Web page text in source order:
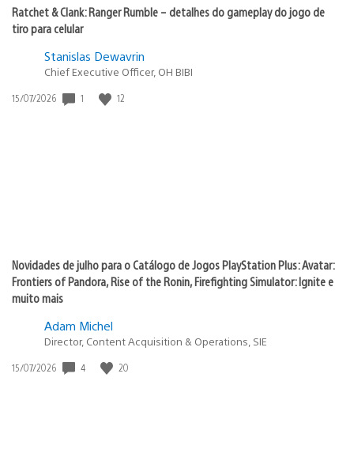
Ratchet & Clank: Ranger Rumble – detalhes do gameplay do jogo de
tiro para celular
Stanislas Dewavrin
Chief Executive Officer, OH BIBI
Data
15/07/2026 1 12
Novidades de julho para o Catálogo de Jogos PlayStation Plus: Avatar:
Frontiers of Pandora, Rise of the Ronin, Firefighting Simulator: Ignite e
muito mais
Adam Michel
Director, Content Acquisition & Operations, SIE
Data
15/07/2026 4 20